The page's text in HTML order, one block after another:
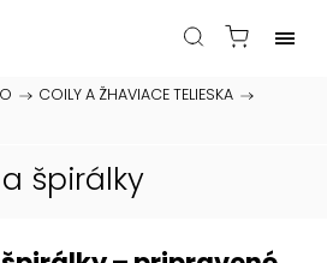
/ COILY A ŽHAVIACE TELIESKA /
špirálky